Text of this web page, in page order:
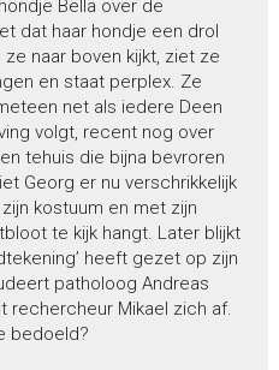
Bella over de
dat haar hondje een drol
naar boven kijkt, ziet ze
en staat perplex. Ze
net als iedere Deen
volgt, recent nog over
tehuis die bijna bevroren
Georg er nu verschrikkelijk
kostuum en met zijn
te kijk hangt. Later blijkt
heeft gezet op zijn
patholoog Andreas
rechercheur Mikael zich af.
bedoeld?